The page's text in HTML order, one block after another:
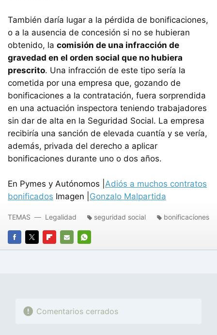
También daría lugar a la pérdida de bonificaciones,
o a la ausencia de concesión si no se hubieran
obtenido, la comisión de una infracción de
gravedad en el orden social que no hubiera
prescrito. Una infracción de este tipo sería la
cometida por una empresa que, gozando de
bonificaciones a la contratación, fuera sorprendida
en una actuación inspectora teniendo trabajadores
sin dar de alta en la Seguridad Social. La empresa
recibiría una sanción de elevada cuantía y se vería,
además, privada del derecho a aplicar
bonificaciones durante uno o dos años.
En Pymes y Autónomos | Adiós a muchos contratos
bonificados Imagen | Gonzalo Malpartida
FACEBOOK
TWITTERFLIPBOARD
E-
WHATSAPP
TEMAS Legalidad seguridad social bonificaciones
Comentarios cerrados